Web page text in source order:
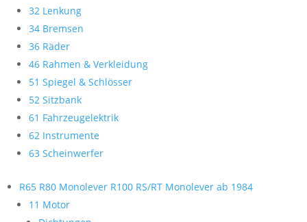
32 Lenkung
34 Bremsen
36 Räder
46 Rahmen & Verkleidung
51 Spiegel & Schlösser
52 Sitzbank
61 Fahrzeugelektrik
62 Instrumente
63 Scheinwerfer
R65 R80 Monolever R100 RS/RT Monolever ab 1984
11 Motor